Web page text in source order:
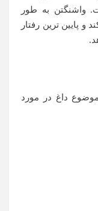
واشنگتن به طور
پایین ترین رفتار
داغ در مورد